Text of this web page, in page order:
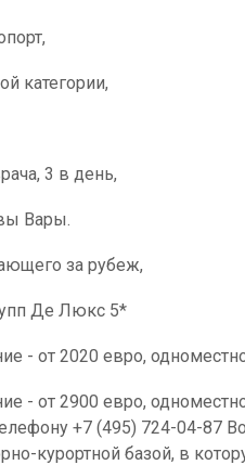
категории,
3 в день,
Вары.
за рубеж,
Де Люкс 5*
- от 2020 евро,
- от 2900 евро,
+7 (495) 724-04-87
курортной базой, в